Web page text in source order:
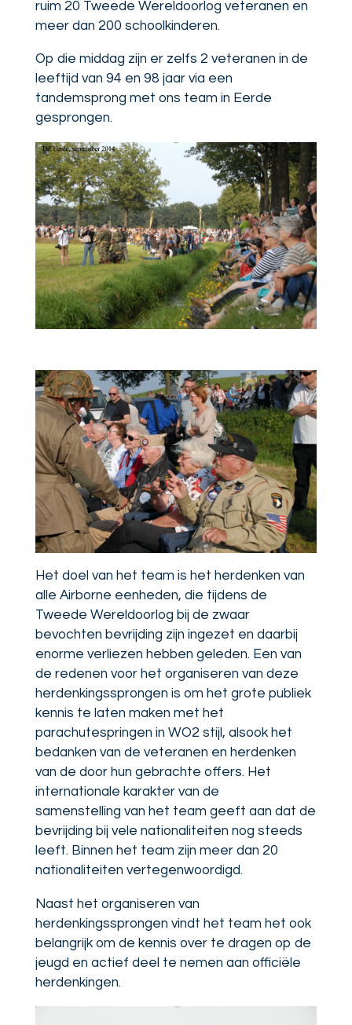
ruim 20 Tweede Wereldoorlog veteranen en
meer dan 200 schoolkinderen.
Op die middag zijn er zelfs 2 veteranen in de
leeftijd van 94 en 98 jaar via een
tandemsprong met ons team in Eerde
gesprongen.
Het doel van het team is het herdenken van
alle Airborne eenheden, die tijdens de
Tweede Wereldoorlog bij de zwaar
bevochten bevrijding zijn ingezet en daarbij
enorme verliezen hebben geleden. Een van
de redenen voor het organiseren van deze
herdenkingssprongen is om het grote publiek
kennis te laten maken met het
parachutespringen in WO2 stijl, alsook het
bedanken van de veteranen en herdenken
van de door hun gebrachte offers. Het
internationale karakter van de
samenstelling van het team geeft aan dat de
bevrijding bij vele nationaliteiten nog steeds
leeft. Binnen het team zijn meer dan 20
nationaliteiten vertegenwoordigd.
Naast het organiseren van
herdenkingssprongen vindt het team het ook
belangrijk om de kennis over te dragen op de
jeugd en actief deel te nemen aan officiële
herdenkingen.